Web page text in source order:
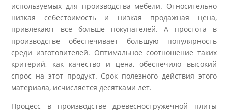
используемых для производства мебели. Относительно
низкая себестоимость и низкая продажная цена,
привлекают все больше покупателей. А простота в
производстве обеспечивает большую популярность
среди изготовителей. Оптимальное соотношение таких
критерий, как качество и цена, обеспечило высокий
спрос на этот продукт. Срок полезного действия этого
материала, исчисляется десятками лет.
Процесс в производстве древесностружечной плиты